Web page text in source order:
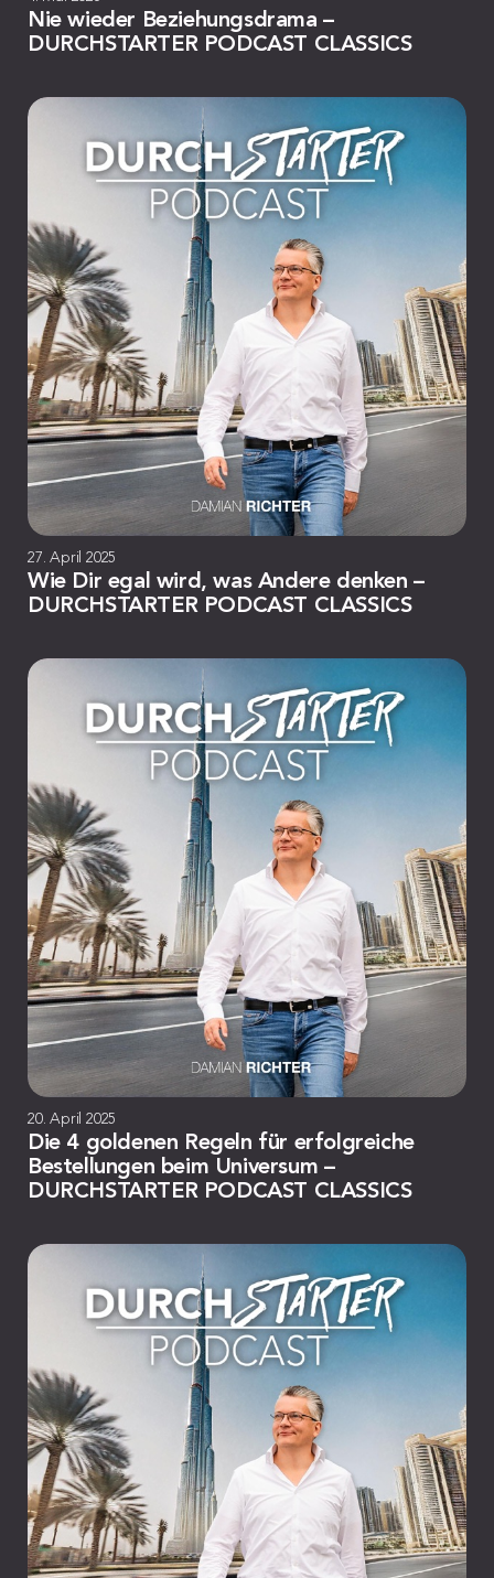
Nie wieder Beziehungsdrama –
DURCHSTARTER PODCAST CLASSICS
27. April 2025
Wie Dir egal wird, was Andere denken –
DURCHSTARTER PODCAST CLASSICS
20. April 2025
Die 4 goldenen Regeln für erfolgreiche
Bestellungen beim Universum –
DURCHSTARTER PODCAST CLASSICS